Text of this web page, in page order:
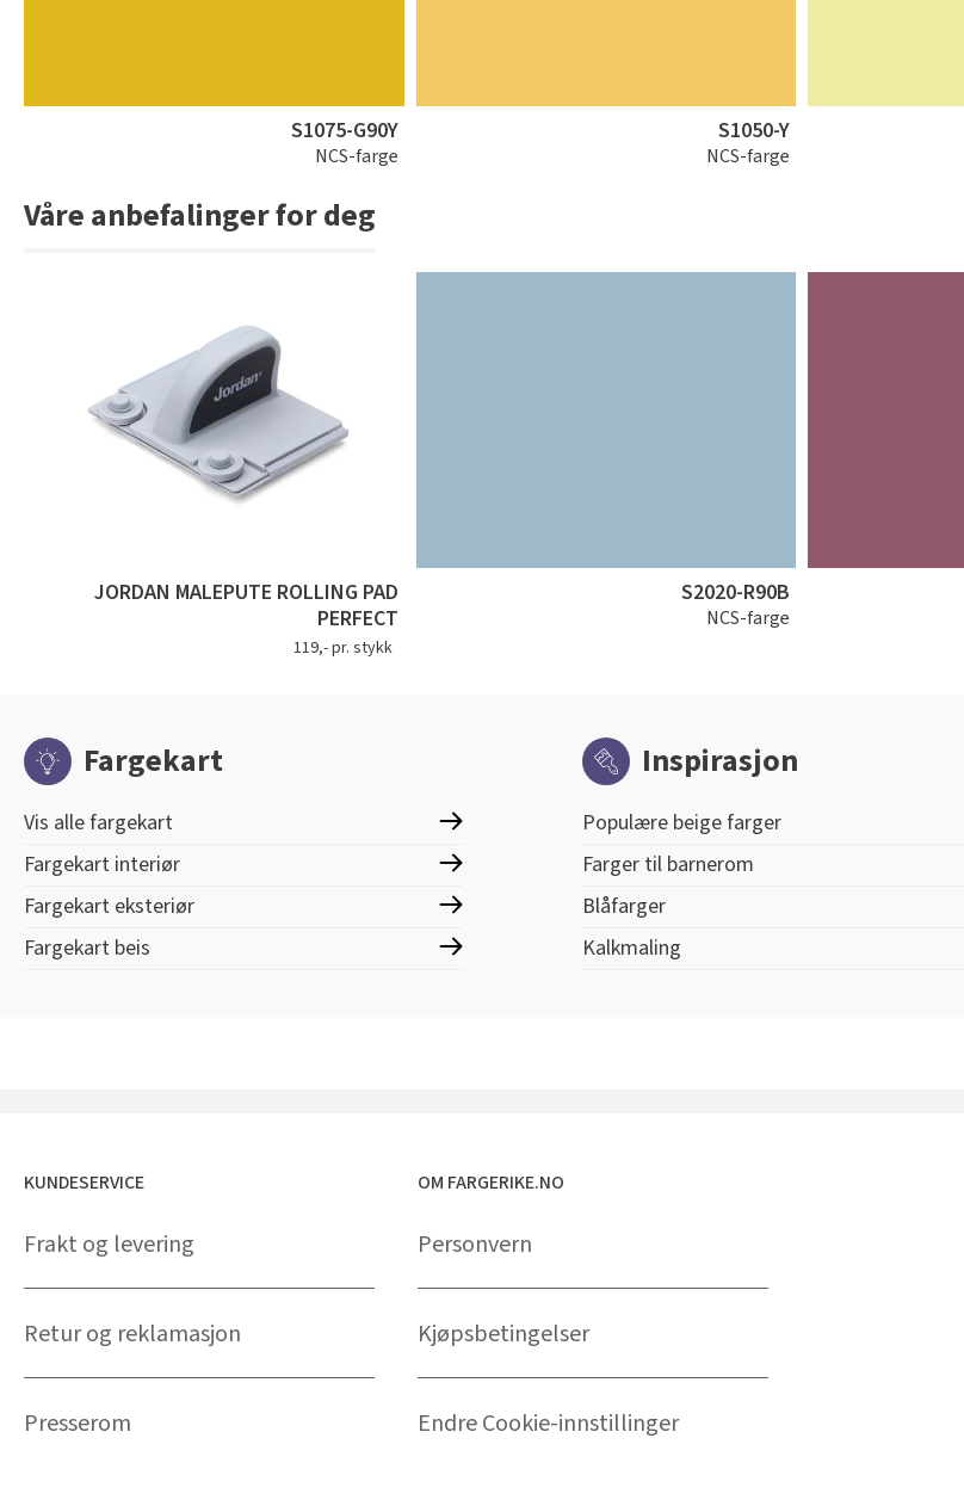
S1075-G90Y
NCS-farge
S1050-Y
NCS-farge
Våre anbefalinger for deg
JORDAN MALEPUTE ROLLING PAD
PERFECT
119,- pr. stykk
S2020-R90B
NCS-farge
Fargekart
Vis alle fargekart
Fargekart interiør
Fargekart eksteriør
Fargekart beis
Inspirasjon
Populære beige farger
Farger til barnerom
Blåfarger
Kalkmaling
KUNDESERVICE
Frakt og levering
Retur og reklamasjon
Presserom
OM FARGERIKE.NO
Personvern
Kjøpsbetingelser
Endre Cookie-innstillinger